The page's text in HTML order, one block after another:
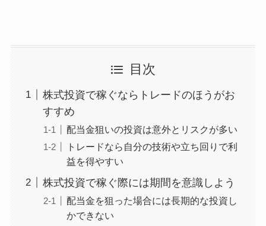
目次
株式投資で稼ぐならトレードのほうがお
すすめ
配当金狙いの投資は意外とリスクが多い
トレードなら自分の技術や立ち回りで利
益を得やすい
株式投資で稼ぐ際には期間を意識しよう
配当金を狙った場合には長期的な投資し
かできない